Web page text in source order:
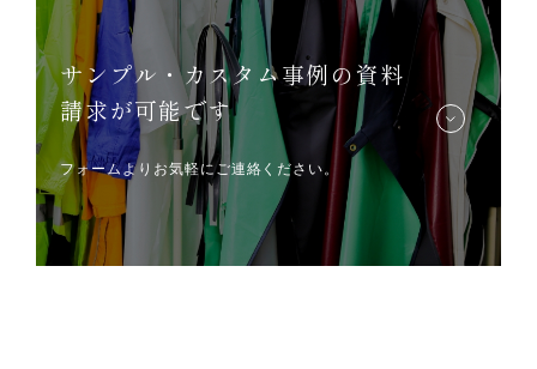
サンプル・カスタム事例の資料
請求が可能です
フォームよりお気軽にご連絡ください。